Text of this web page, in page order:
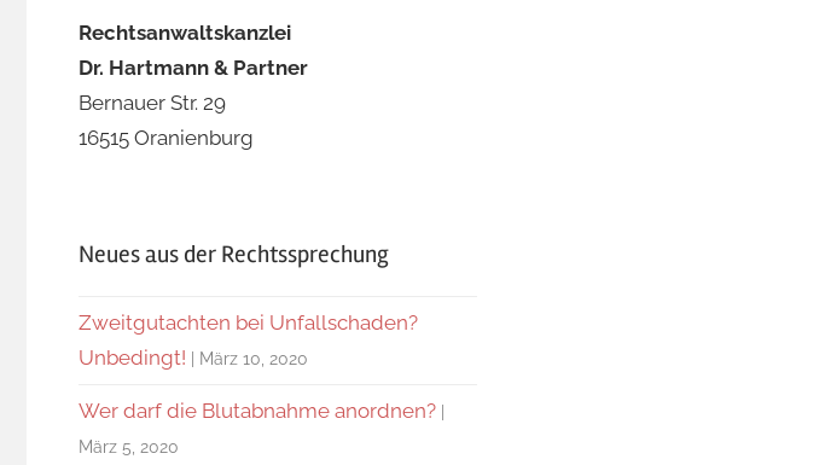
Rechtsanwaltskanzlei
Dr. Hartmann & Partner
Bernauer Str. 29
16515 Oranienburg
Neues aus der Rechtssprechung
Zweitgutachten bei Unfallschaden?
Unbedingt!
März 10, 2020
Wer darf die Blutabnahme anordnen?
März 5, 2020